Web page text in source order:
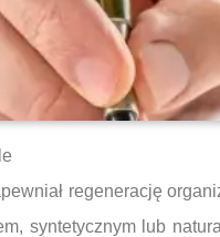
regenerację
syntetycznym lub